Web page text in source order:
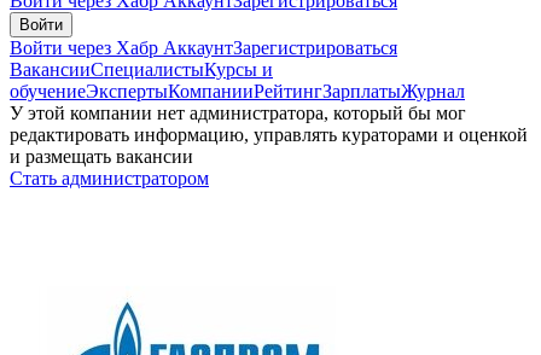
Войти
Войти через Хабр АккаунтЗарегистрироваться
ВакансииСпециалистыКурсы и
обучениеЭкспертыКомпанииРейтингЗарплатыЖурнал
У этой компании нет администратора, который бы мог
редактировать информацию, управлять кураторами и оценкой
и размещать вакансии
Стать администратором